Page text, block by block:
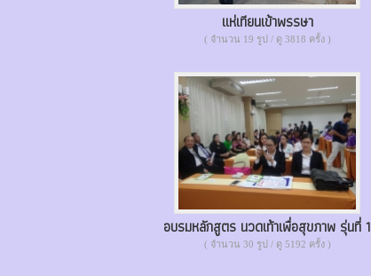
แห่เทียนเข้าพรรษา
( จำนวน 19 รูป / ดู 3818 ครั้ง )
อบรมหลักสูตร นวดเท้าเพื่อสุขภาพ รุ่นที่ 1
( จำนวน 30 รูป / ดู 5192 ครั้ง )